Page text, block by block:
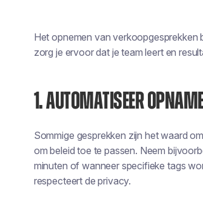
Het opnemen van verkoopgesprekken
zorg je ervoor dat je team leert en
1. AUTOMATISEER
Sommige gesprekken zijn het waard
om beleid toe te passen. Neem
minuten of wanneer specifieke tags
respecteert de privacy.